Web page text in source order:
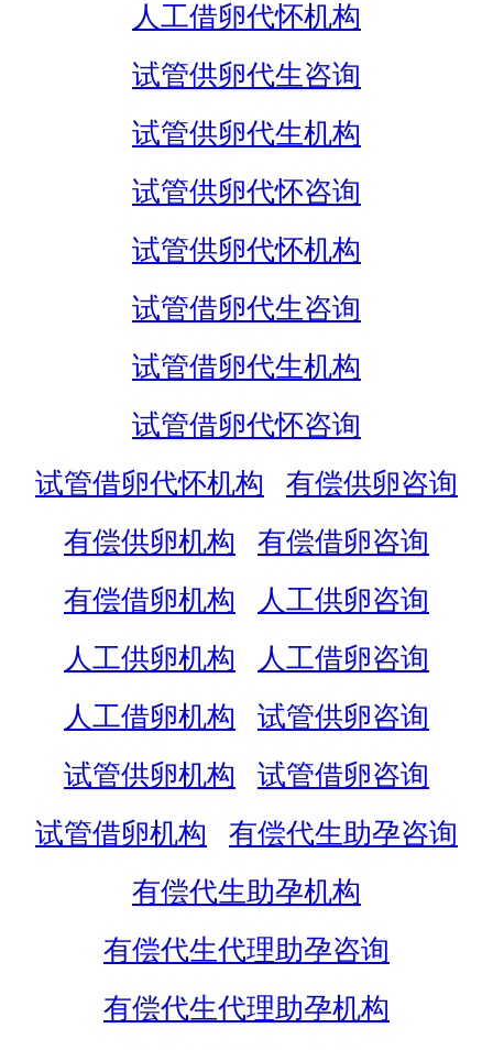
人工借卵代怀机构
试管供卵代生咨询
试管供卵代生机构
试管供卵代怀咨询
试管供卵代怀机构
试管借卵代生咨询
试管借卵代生机构
试管借卵代怀咨询
试管借卵代怀机构
有偿供卵咨询
有偿供卵机构
有偿借卵咨询
有偿借卵机构
人工供卵咨询
人工供卵机构
人工借卵咨询
人工借卵机构
试管供卵咨询
试管供卵机构
试管借卵咨询
试管借卵机构
有偿代生助孕咨询
有偿代生助孕机构
有偿代生代理助孕咨询
有偿代生代理助孕机构